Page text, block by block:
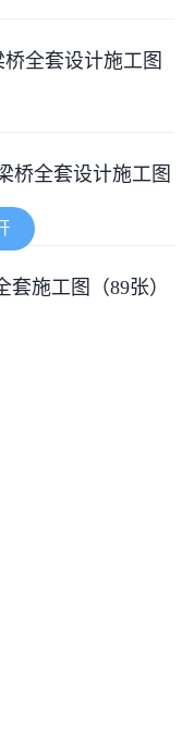
桥全套设计施工图
桥全套设计施工图
施工图（89张）